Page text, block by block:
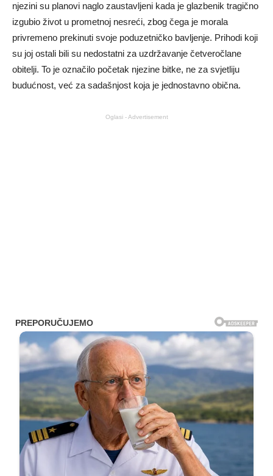
njezini su planovi naglo zaustavljeni kada je glazbenik tragično
izgubio život u prometnoj nesreći, zbog čega je morala
privremeno prekinuti svoje poduzetničko bavljenje. Prihodi koji
su joj ostali bili su nedostatni za uzdržavanje četveročlane
obitelji. To je označilo početak njezine bitke, ne za svjetliju
budućnost, već za sadašnjost koja je jednostavno obična.
Oglasi - Advertisement